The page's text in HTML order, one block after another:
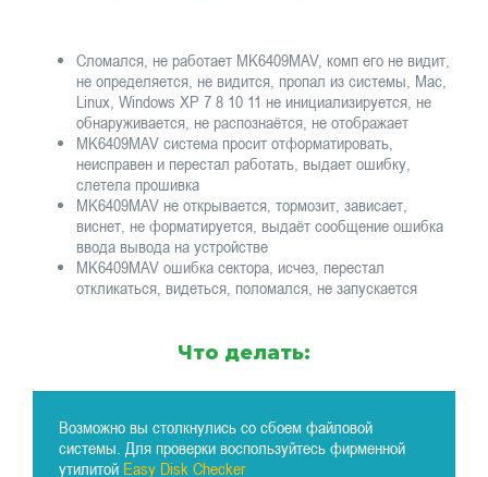
Сломался, не работает MK6409MAV, комп его не видит,
не определяется, не видится, пропал из системы, Mac,
Linux, Windows XP 7 8 10 11 не инициализируется, не
обнаруживается, не распознаётся, не отображает
MK6409MAV система просит отформатировать,
неисправен и перестал работать, выдает ошибку,
слетела прошивка
MK6409MAV не открывается, тормозит, зависает,
виснет, не форматируется, выдаёт сообщение ошибка
ввода вывода на устройстве
MK6409MAV ошибка сектора, исчез, перестал
откликаться, видеться, поломался, не запускается
Что делать:
Возможно вы столкнулись со сбоем файловой
системы. Для проверки воспользуйтесь фирменной
утилитой Easy Disk Checker